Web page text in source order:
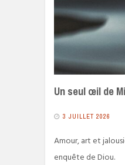
Un seul œil de
3 JUILLET 2026
Amour, art et
enquête de Diou.